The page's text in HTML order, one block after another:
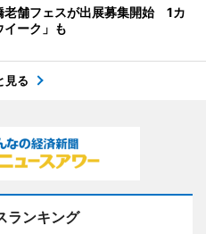
老舗フェスが出展募集開始 1カ
イーク」も
見る
ランキング